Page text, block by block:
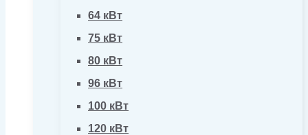
64 кВт
75 кВт
80 кВт
96 кВт
100 кВт
120 кВт